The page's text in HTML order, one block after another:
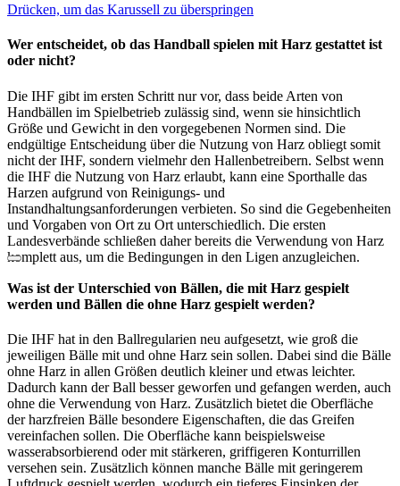
Drücken, um das Karussell zu überspringen
Wer entscheidet, ob das Handball spielen mit Harz gestattet ist
oder nicht?
Die IHF gibt im ersten Schritt nur vor, dass beide Arten von
Handbällen im Spielbetrieb zulässig sind, wenn sie hinsichtlich
Größe und Gewicht in den vorgegebenen Normen sind. Die
endgültige Entscheidung über die Nutzung von Harz obliegt somit
nicht der IHF, sondern vielmehr den Hallenbetreibern. Selbst wenn
die IHF die Nutzung von Harz erlaubt, kann eine Sporthalle das
Harzen aufgrund von Reinigungs- und
Instandhaltungsanforderungen verbieten. So sind die Gegebenheiten
und Vorgaben von Ort zu Ort unterschiedlich. Die ersten
Landesverbände schließen daher bereits die Verwendung von Harz
komplett aus, um die Bedingungen in den Ligen anzugleichen.
Was ist der Unterschied von Bällen, die mit Harz gespielt
werden und Bällen die ohne Harz gespielt werden?
Die IHF hat in den Ballregularien neu aufgesetzt, wie groß die
jeweiligen Bälle mit und ohne Harz sein sollen. Dabei sind die Bälle
ohne Harz in allen Größen deutlich kleiner und etwas leichter.
Dadurch kann der Ball besser geworfen und gefangen werden, auch
ohne die Verwendung von Harz. Zusätzlich bietet die Oberfläche
der harzfreien Bälle besondere Eigenschaften, die das Greifen
vereinfachen sollen. Die Oberfläche kann beispielsweise
wasserabsorbierend oder mit stärkeren, griffigeren Konturrillen
versehen sein. Zusätzlich können manche Bälle mit geringerem